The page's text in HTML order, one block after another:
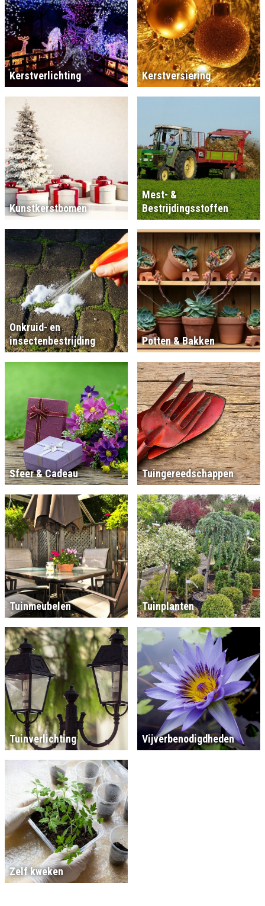
Kerstverlichting Kerstversiering
Kunstkerstbomen
Mest- &
Bestrijdingsstoffen
Onkruid- en
insectenbestrijding
Potten & Bakken
Sfeer & Cadeau Tuingereedschappen
Tuinmeubelen Tuinplanten
Tuinverlichting Vijverbenodigdheden
Zelf kweken